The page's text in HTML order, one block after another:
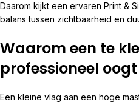
Daarom kijkt een ervaren Print &
balans tussen zichtbaarheid en
Waarom een te
professioneel oogt
Een kleine vlag aan een hoge